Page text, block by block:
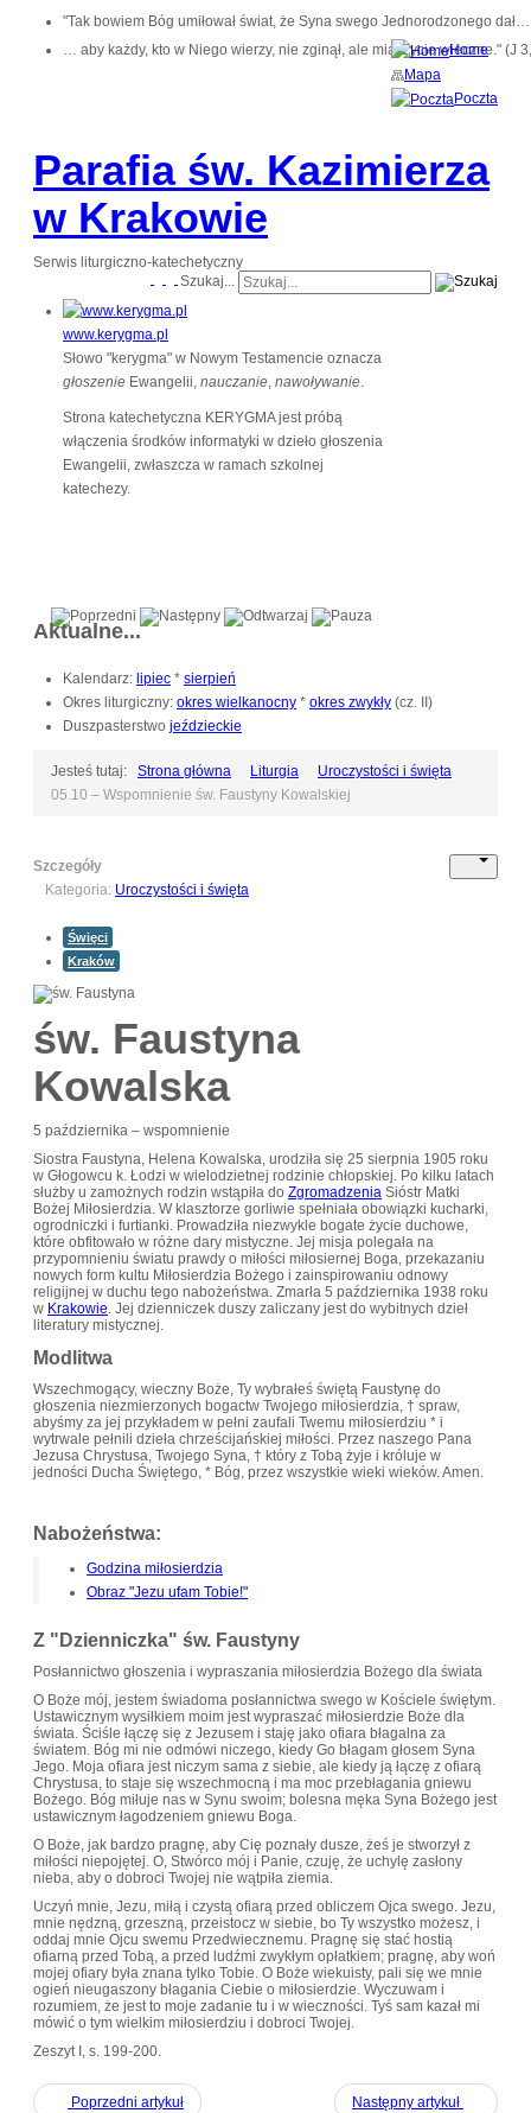
"Tak bowiem Bóg umiłował świat, że Syna swego Jednorodzonego dał…
… aby każdy, kto w Niego wierzy, nie zginął, ale miał życie wieczne." (J
Home
Mapa
Poczta
Parafia św. Kazimierza
w Krakowie
Serwis liturgiczno-katechetyczny
Szukaj...
www.kerygma.pl
Słowo "kerygma" w Nowym Testamencie oznacza
głoszenie Ewangelii, nauczanie, nawoływanie.
Strona katechetyczna KERYGMA jest próbą
włączenia środków informatyki w dzieło głoszenia
Ewangelii, zwłaszcza w ramach szkolnej
katechezy.
Aktualne...
Kalendarz: lipiec * sierpień
Okres liturgiczny: okres wielkanocny * okres zwykły (cz. II)
Duszpasterstwo jeździeckie
Jesteś tutaj: Strona główna Liturgia
Uroczystości i święta
05.10 – Wspomnienie św. Faustyny Kowalskiej
Szczegóły
Kategoria: Uroczystości i święta
Święci
Kraków
św. Faustyna
Kowalska
5 października – wspomnienie
Siostra Faustyna, Helena Kowalska, urodziła się 25 sierpnia 1905 roku
w Głogowcu k. Łodzi w wielodzietnej rodzinie chłopskiej. Po kilku latach
służby u zamożnych rodzin wstąpiła do Zgromadzenia Sióstr Matki
Bożej Miłosierdzia. W klasztorze gorliwie spełniała obowiązki kucharki,
ogrodniczki i furtianki. Prowadziła niezwykle bogate życie duchowe,
które obfitowało w różne dary mistyczne. Jej misja polegała na
przypomnieniu światu prawdy o miłości miłosiernej Boga, przekazaniu
nowych form kultu Miłosierdzia Bożego i zainspirowaniu odnowy
religijnej w duchu tego nabożeństwa. Zmarła 5 października 1938 roku
w Krakowie . Jej dzienniczek duszy zaliczany jest do wybitnych dzieł
literatury mistycznej.
Modlitwa
Wszechmogący, wieczny Boże, Ty wybrałeś świętą Faustynę do
głoszenia niezmierzonych bogactw Twojego miłosierdzia, † spraw,
abyśmy za jej przykładem w pełni zaufali Twemu miłosierdziu * i
wytrwale pełnili dzieła chrześcijańskiej miłości. Przez naszego Pana
Jezusa Chrystusa, Twojego Syna, † który z Tobą żyje i króluje w
jedności Ducha Świętego, * Bóg, przez wszystkie wieki wieków. Amen.
Nabożeństwa:
Godzina miłosierdzia
Obraz "Jezu ufam Tobie!"
Z "Dzienniczka" św. Faustyny
Posłannictwo głoszenia i wypraszania miłosierdzia Bożego dla świata
O Boże mój, jestem świadoma posłannictwa swego w Kościele świętym.
Ustawicznym wysiłkiem moim jest wypraszać miłosierdzie Boże dla
świata. Ściśle łączę się z Jezusem i staję jako ofiara błagalna za
światem. Bóg mi nie odmówi niczego, kiedy Go błagam głosem Syna
Jego. Moja ofiara jest niczym sama z siebie, ale kiedy ją łączę z ofiarą
Chrystusa, to staje się wszechmocną i ma moc przebłagania gniewu
Bożego. Bóg miłuje nas w Synu swoim; bolesna męka Syna Bożego jest
ustawicznym łagodzeniem gniewu Boga.
O Boże, jak bardzo pragnę, aby Cię poznały dusze, żeś je stworzył z
miłości niepojętej. O, Stwórco mój i Panie, czuję, że uchylę zasłony
nieba, aby o dobroci Twojej nie wątpiła ziemia.
Uczyń mnie, Jezu, miłą i czystą ofiarą przed obliczem Ojca swego. Jezu,
mnie nędzną, grzeszną, przeistocz w siebie, bo Ty wszystko możesz, i
oddaj mnie Ojcu swemu Przedwiecznemu. Pragnę się stać hostią
ofiarną przed Tobą, a przed ludźmi zwykłym opłatkiem; pragnę, aby woń
mojej ofiary była znana tylko Tobie. O Boże wiekuisty, pali się we mnie
ogień nieugaszony błagania Ciebie o miłosierdzie. Wyczuwam i
rozumiem, że jest to moje zadanie tu i w wieczności. Tyś sam kazał mi
mówić o tym wielkim miłosierdziu i dobroci Twojej.
Zeszyt I, s. 199-200.
Poprzedni artykuł Następny artykuł